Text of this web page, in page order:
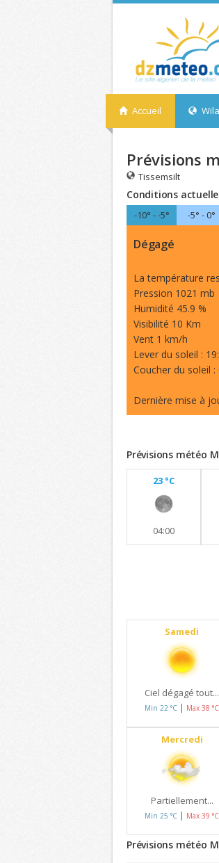
Accueil
Prévisions
Tissemsilt
Conditions
-10° - -5° -5° - 0°
Dégagé
La température
Pression 1021 mb
Humidité 45.9 %
Visibilité 10 Km
Vent 1 km/h
Lever du soleil :
Coucher du soleil :
Dernière mise à
Prévisions météo
23 °C
04:00
Samedi
Ciel dégagé tout...
Min 22 °C | Max 38 °C
Mercredi
Partiellement...
Min 25 °C | Max 39 °C
Prévisions météo